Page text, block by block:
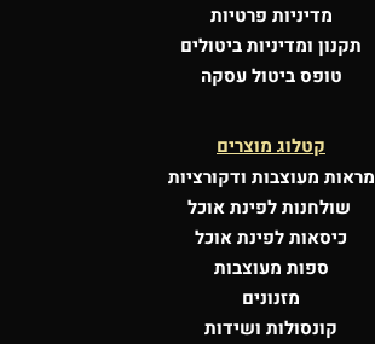
מדיניות פרטיות
תקנון ומדיניות ביטולים
טופס ביטול עסקה
קטלוג מוצרים
מראות מעוצבות ודקורציות
שולחנות לפינת אוכל
כיסאות לפינת אוכל
ספות מעוצבות
מזנונים
קונסולות ושידות